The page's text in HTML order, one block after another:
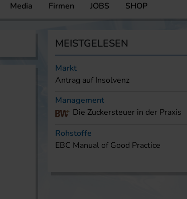
Media Firmen JOBS SHOP
MEISTGELESEN
Markt
Antrag auf Insolvenz
Management
Die Zuckersteuer in der Praxis
Rohstoffe
EBC Manual of Good Practice